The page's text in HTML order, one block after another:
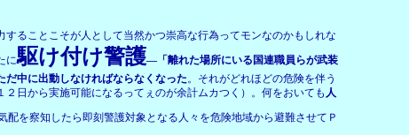
ることこそが人として当然かつ崇高な行為ってモンなのかもしれな
に駆け付け警護―「離れた場所にいる国連職員らが武装
中に出動しなければならなくなった 。それがどれほどの危険を伴う
日から実施可能になるってぇのが余計ムカつく）。何をおいても 人
配を察知したら即刻警護対象となる人々を危険地域から避難させてＰ